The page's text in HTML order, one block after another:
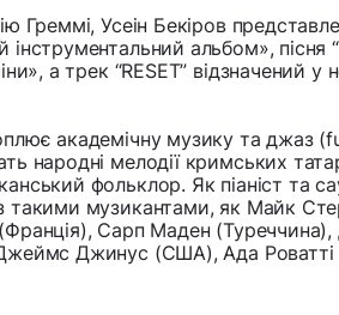
Греммі, Усеін Бекіров
інструментальний альбом», пісня
а трек “RESET” відзначений
академічну музику та джаз
народні мелодії кримських
фольклор. Як піаніст та
такими музикантами, як Майк
Сарп Маден
Джинус (США), Ада